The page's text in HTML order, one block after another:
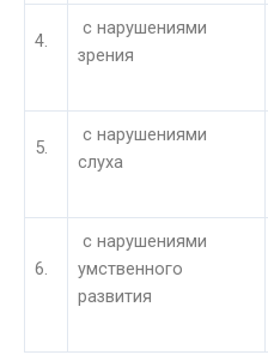
4.
с нарушениями
зрения
5.
с нарушениями
слуха
6.
с нарушениями
умственного
развития